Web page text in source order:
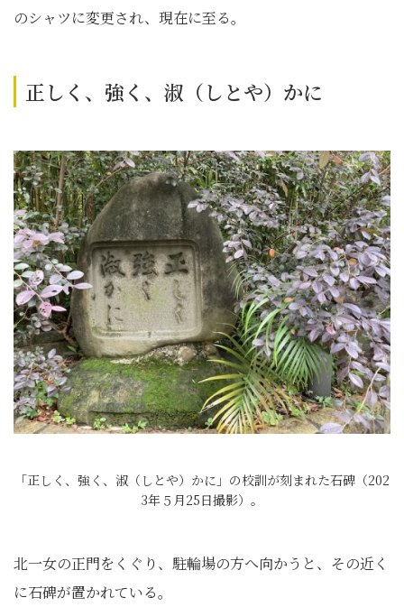
のシャツに変更され、現在に至る。
正しく、強く、淑（しとや）かに
「正しく、強く、淑（しとや）かに」の校訓が刻まれた石碑（202
3年５月25日撮影）。
北一女の正門をくぐり、駐輪場の方へ向かうと、その近く
に石碑が置かれている。